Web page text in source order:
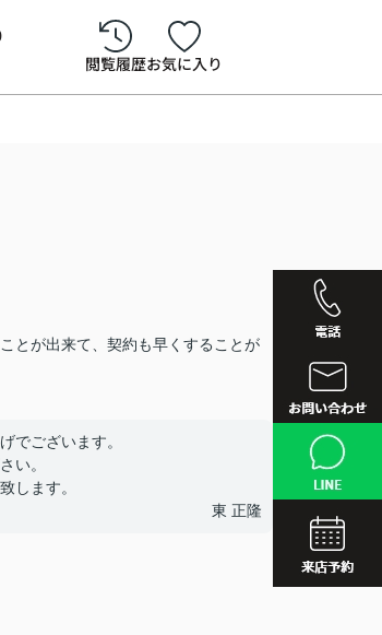
閲覧履歴お気に入り
西鉄久
JR久留
西鉄久
JR久留
とが出来て、契約も早くすることが
でございます。
い。
します。
東 正隆